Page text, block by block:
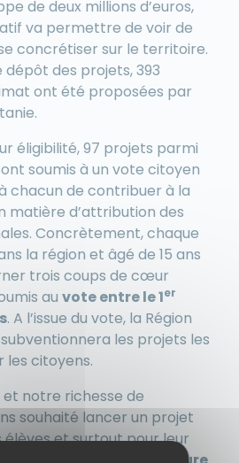
de deux millions d’euros,
va permettre de voir de
concrétiser sur le territoire.
dépôt des projets, 393
ont été proposées par
éligibilité, 97 projets parmi
soumis à un vote citoyen
chacun de contribuer à la
matière d’attribution des
Concrètement, chaque
la région et âgé de 15 ans
trois coups de cœur
au vote entre le 1er
. A l’issue du vote, la Région
les projets les
les citoyens.
notre richesse de
souhaité lancer un projet
et surtout pour leur